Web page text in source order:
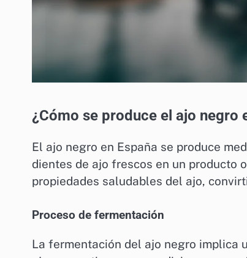
¿Cómo se produce el ajo negro
El ajo negro en España se produce
dientes de ajo frescos en un producto
propiedades saludables del ajo,
Proceso de fermentación
La fermentación del ajo negro implica